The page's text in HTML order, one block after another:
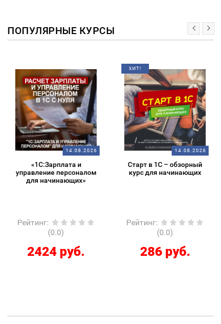
ПОПУЛЯРНЫЕ КУРСЫ
14.08.2026
«1С:Зарплата и
управление персоналом
для начинающих»
Рейтинг:
(0.0)
2424 руб.
ХИТ!
14.08.2026
Старт в 1С – обзорный
курс для начинающих
Рейтинг:
(0.0)
286 руб.